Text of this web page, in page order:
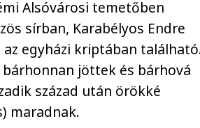
Alsóvárosi temetőben
sírban, Karabélyos Endre
az egyházi kriptában
bárhonnan jöttek és bárhová
század után örökké
maradnak.